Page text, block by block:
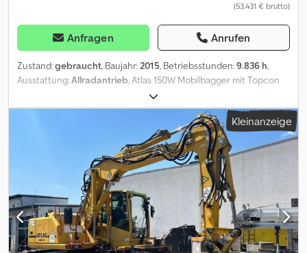
(53.431 € brutto)
Anfragen Anrufen
Zustand:gebraucht, Baujahr:2015, Betriebsstunden:9.836 h,
Ausstattung:Allradantrieb, Atlas 150W Mobilbagger mit Topcon
GPS ! ----* Hersteller: Atlas * Typ: 150W * Baujahr: 2015 *
Abgelesene Betriebsstunden: ca. 9.836 * Inkl. Topcon GPS System
* Inkl. Grabenräumlöffel * Mit Schnellwechsler * Deutsche
Maschine, 1. Hand * Rück + Seitenkamera * Guter Zustand *
Weitere Fotos + Video auf Anfrage (Whats APP Erik) * Preis: 44.900
Euro, netto + 19% MwSt. ----For more question please call: Dsdpfx
Amsztlinoljkr Erik Kortum: Whats App Alle Angaben ohne Gewähr
und Garantie, Irrtümer und Zwischenverkauf vorbehalten.
Kleinanzeige